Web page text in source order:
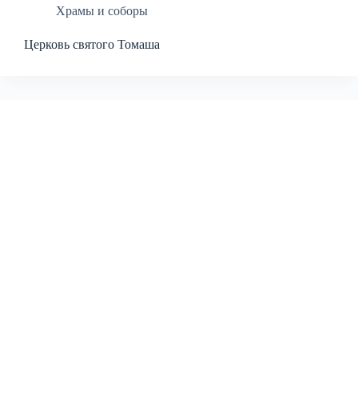
Храмы и соборы
Церковь святого Томаша